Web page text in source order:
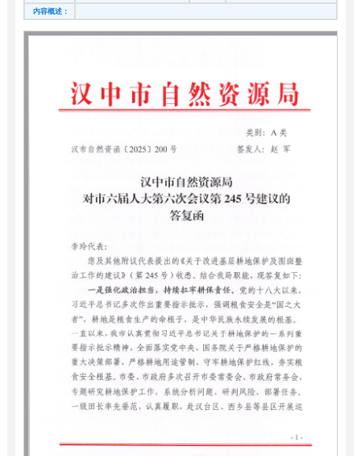
内容概述：